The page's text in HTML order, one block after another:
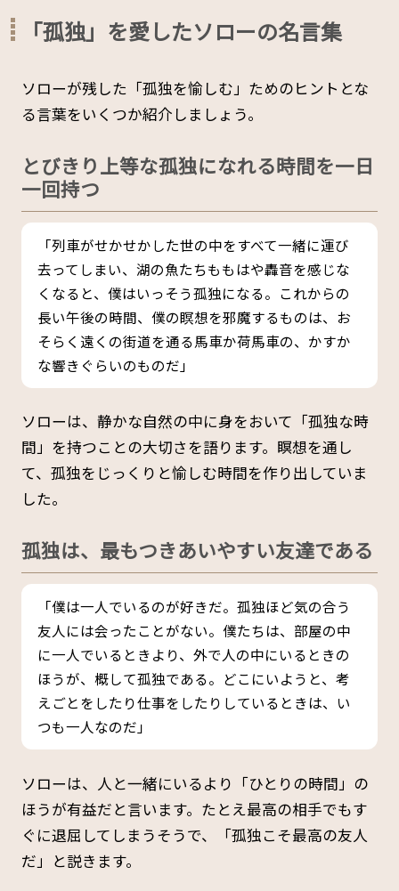
「孤独」を愛したソローの名言集
ソローが残した「孤独を愉しむ」ためのヒントとな
る言葉をいくつか紹介しましょう。
とびきり上等な孤独になれる時間を一日
一回持つ
「列車がせかせかした世の中をすべて一緒に運び
去ってしまい、湖の魚たちももはや轟音を感じな
くなると、僕はいっそう孤独になる。これからの
長い午後の時間、僕の瞑想を邪魔するものは、お
そらく遠くの街道を通る馬車か荷馬車の、かすか
な響きぐらいのものだ」
ソローは、静かな自然の中に身をおいて「孤独な時
間」を持つことの大切さを語ります。瞑想を通し
て、孤独をじっくりと愉しむ時間を作り出していま
した。
孤独は、最もつきあいやすい友達である
「僕は一人でいるのが好きだ。孤独ほど気の合う
友人には会ったことがない。僕たちは、部屋の中
に一人でいるときより、外で人の中にいるときの
ほうが、概して孤独である。どこにいようと、考
えごとをしたり仕事をしたりしているときは、い
つも一人なのだ」
ソローは、人と一緒にいるより「ひとりの時間」の
ほうが有益だと言います。たとえ最高の相手でもす
ぐに退屈してしまうそうで、「孤独こそ最高の友人
だ」と説きます。